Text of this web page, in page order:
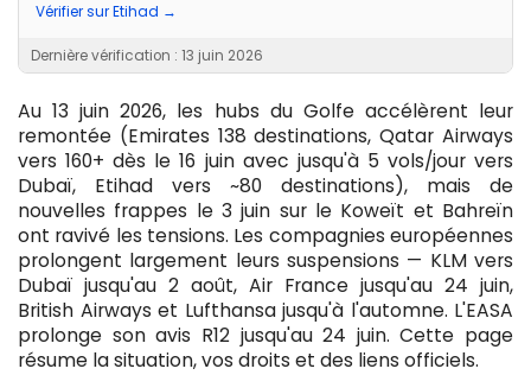
Vérifier sur Etihad →
Dernière vérification : 13 juin 2026
Au 13 juin 2026, les hubs du Golfe accélèrent leur
remontée (Emirates 138 destinations, Qatar Airways
vers 160+ dès le 16 juin avec jusqu'à 5 vols/jour vers
Dubaï, Etihad vers ~80 destinations), mais de
nouvelles frappes le 3 juin sur le Koweït et Bahreïn
ont ravivé les tensions. Les compagnies européennes
prolongent largement leurs suspensions — KLM vers
Dubaï jusqu'au 2 août, Air France jusqu'au 24 juin,
British Airways et Lufthansa jusqu'à l'automne. L'EASA
prolonge son avis R12 jusqu'au 24 juin. Cette page
résume la situation, vos droits et des liens officiels.